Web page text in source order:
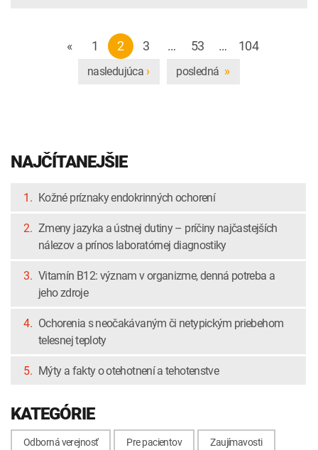
« 1 2 3 … 53 … 104
nasledujúca › posledná »
NAJČÍTANEJŠIE
1. Kožné príznaky endokrinných ochorení
2. Zmeny jazyka a ústnej dutiny – príčiny najčastejších
nálezov a prínos laboratórnej diagnostiky
3. Vitamín B12: význam v organizme, denná potreba a
jeho zdroje
4. Ochorenia s neočakávaným či netypickým priebehom
telesnej teploty
5. Mýty a fakty o otehotnení a tehotenstve
KATEGÓRIE
Odborná verejnosť Pre pacientov Zaujímavosti